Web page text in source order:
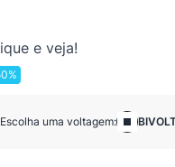
e veja!
Escolha uma voltagem: